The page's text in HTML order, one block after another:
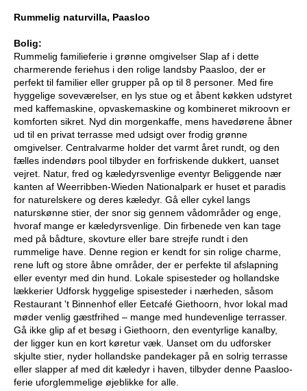
Rummelig naturvilla, Paasloo
Bolig:
Rummelig familieferie i grønne omgivelser Slap af i dette
charmerende feriehus i den rolige landsby Paasloo, der er
perfekt til familier eller grupper på op til 8 personer. Med fire
hyggelige soveværelser, en lys stue og et åbent køkken udstyret
med kaffemaskine, opvaskemaskine og kombineret mikroovn er
komforten sikret. Nyd din morgenkaffe, mens havedørene åbner
ud til en privat terrasse med udsigt over frodig grønne
omgivelser. Centralvarme holder det varmt året rundt, og den
fælles indendørs pool tilbyder en forfriskende dukkert, uanset
vejret. Natur, fred og kæledyrsvenlige eventyr Beliggende nær
kanten af Weerribben-Wieden Nationalpark er huset et paradis
for naturelskere og deres kæledyr. Gå eller cykel langs
naturskønne stier, der snor sig gennem vådområder og enge,
hvoraf mange er kæledyrsvenlige. Din firbenede ven kan tage
med på bådture, skovture eller bare strejfe rundt i den
rummelige have. Denne region er kendt for sin rolige charme,
rene luft og store åbne områder, der er perfekte til afslapning
eller eventyr med din hund. Lokale spisesteder og hollandske
lækkerier Udforsk hyggelige spisesteder i nærheden, såsom
Restaurant 't Binnenhof eller Eetcafé Giethoorn, hvor lokal mad
møder venlig gæstfrihed – mange med hundevenlige terrasser.
Gå ikke glip af et besøg i Giethoorn, den eventyrlige kanalby,
der ligger kun en kort køretur væk. Uanset om du udforsker
skjulte stier, nyder hollandske pandekager på en solrig terrasse
eller slapper af med dit kæledyr i haven, tilbyder denne Paasloo-
ferie uforglemmelige øjeblikke for alle.